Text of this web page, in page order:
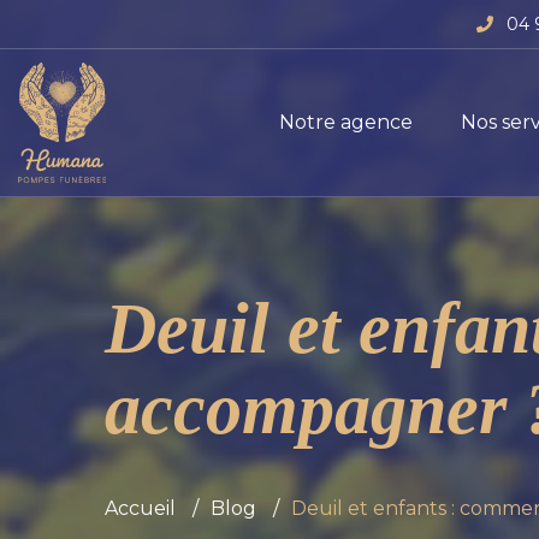
04
Notre agence Nos
Deuil et
accompagner
Accueil Blog Deuil et enfants :